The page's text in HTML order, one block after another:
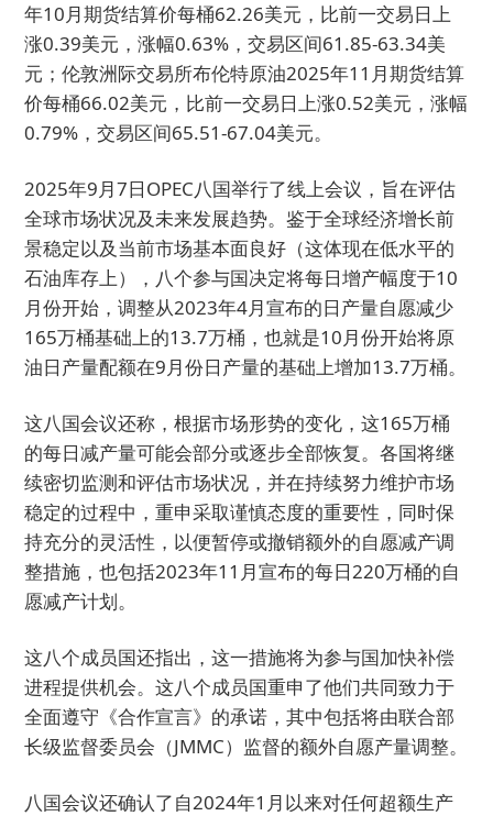
年10月期货结算价每桶62.26美元，比前一交易日上
涨0.39美元，涨幅0.63%，交易区间61.85-63.34美
元；伦敦洲际交易所布伦特原油2025年11月期货结算
价每桶66.02美元，比前一交易日上涨0.52美元，涨幅
0.79%，交易区间65.51-67.04美元。
2025年9月7日OPEC八国举行了线上会议，旨在评估
全球市场状况及未来发展趋势。鉴于全球经济增长前
景稳定以及当前市场基本面良好（这体现在低水平的
石油库存上），八个参与国决定将每日增产幅度于10
月份开始，调整从2023年4月宣布的日产量自愿减少
165万桶基础上的13.7万桶，也就是10月份开始将原
油日产量配额在9月份日产量的基础上增加13.7万桶。
这八国会议还称，根据市场形势的变化，这165万桶
的每日减产量可能会部分或逐步全部恢复。各国将继
续密切监测和评估市场状况，并在持续努力维护市场
稳定的过程中，重申采取谨慎态度的重要性，同时保
持充分的灵活性，以便暂停或撤销额外的自愿减产调
整措施，也包括2023年11月宣布的每日220万桶的自
愿减产计划。
这八个成员国还指出，这一措施将为参与国加快补偿
进程提供机会。这八个成员国重申了他们共同致力于
全面遵守《合作宣言》的承诺，其中包括将由联合部
长级监督委员会（JMMC）监督的额外自愿产量调整。
八国会议还确认了自2024年1月以来对任何超额生产